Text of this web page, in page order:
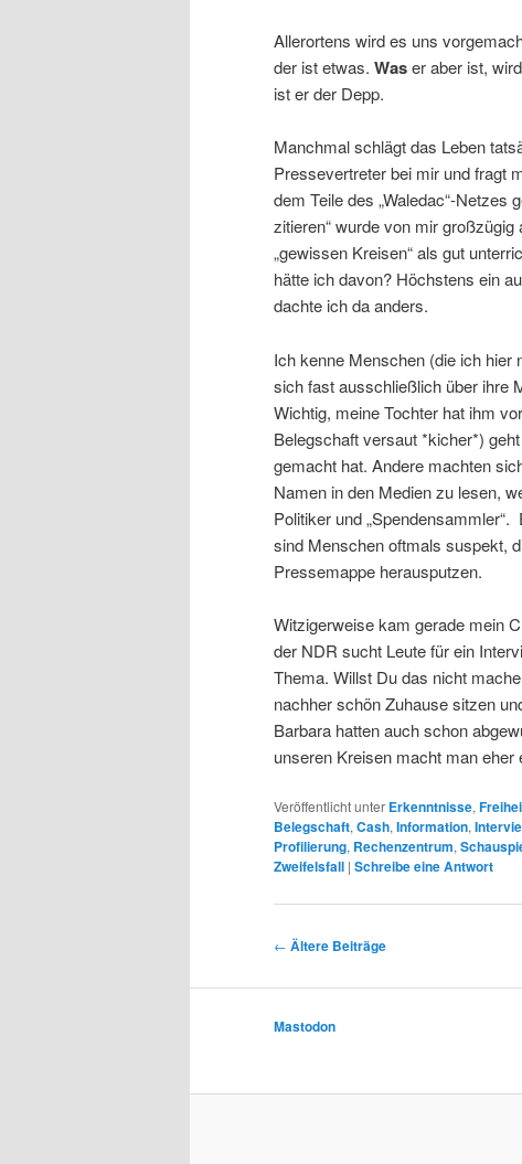
Allerortens wird es uns
der ist etwas. Waser aber ist,
ist er der Depp.
Manchmal schlägt das Leben
Pressevertreter bei mir und fragt
dem Teile des „Waledac“-Netzes
zitieren“ wurde von mir
„gewissen Kreisen“ als gut
hätte ich davon? Höchstens ein
dachte ich da anders.
Ich kenne Menschen (die ich
sich fast ausschließlich über ihre
Wichtig, meine Tochter hat ihm
Belegschaft versaut *kicher*)
gemacht hat. Andere machten
Namen in den Medien zu lesen,
Politiker und
sind Menschen oftmals suspekt,
Pressemappe herausputzen.
Witzigerweise kam gerade mein
der NDR sucht Leute für ein
Thema. Willst Du das nicht
nachher schön Zuhause sitzen
Barbara hatten auch schon
unseren Kreisen macht man eher
Veröffentlicht unter Erkenntnisse,
Belegschaft, Cash, Information,
Profilierung, Rechenzentrum,
Zweifelsfall | Schreibe eine Antwort
Beitrags-
← Ältere Beiträge
Mastodon